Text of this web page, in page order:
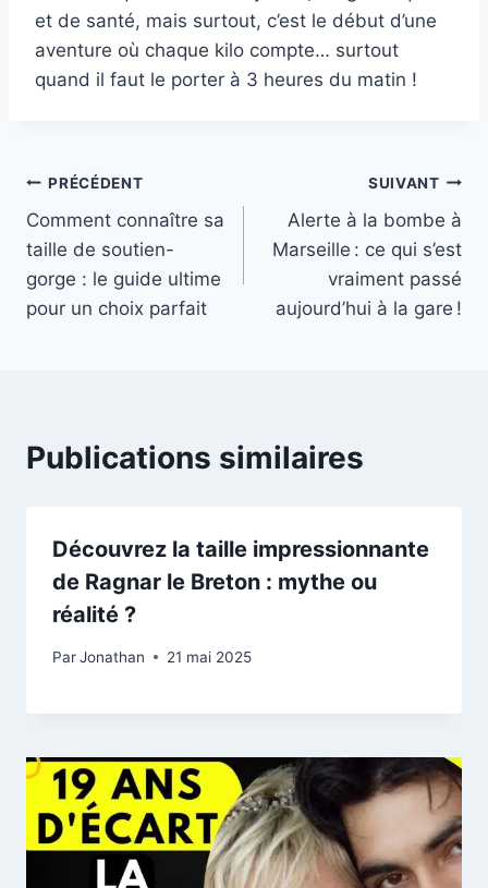
et de santé, mais surtout, c’est le début d’une
aventure où chaque kilo compte… surtout
quand il faut le porter à 3 heures du matin !
Navigation
de
l’article
PRÉCÉDENT
Comment connaître sa
taille de soutien-
gorge : le guide ultime
pour un choix parfait
SUIVANT
Alerte à la bombe à
Marseille : ce qui s’est
vraiment passé
aujourd’hui à la gare !
Publications similaires
Découvrez la taille impressionnante
de Ragnar le Breton : mythe ou
réalité ?
ParJonathan 21 mai 2025